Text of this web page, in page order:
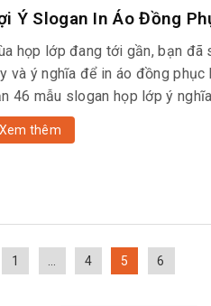
Ý Slogan In Áo Đồng
họp lớp đang tới gần, bạn
và ý nghĩa để in áo đồng
46 mẫu slogan họp lớp ý
Xem thêm
1 4 5 6